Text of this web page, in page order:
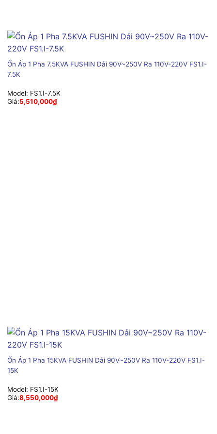
Ổn Áp 1 Pha 7.5KVA FUSHIN Dải 90V~250V Ra 110V-220V FS1.I-
7.5K
Model: FS1.I-7.5K
Giá:5,510,000₫
Ổn Áp 1 Pha 15KVA FUSHIN Dải 90V~250V Ra 110V-220V FS1.I-
15K
Model: FS1.I-15K
Giá:8,550,000₫